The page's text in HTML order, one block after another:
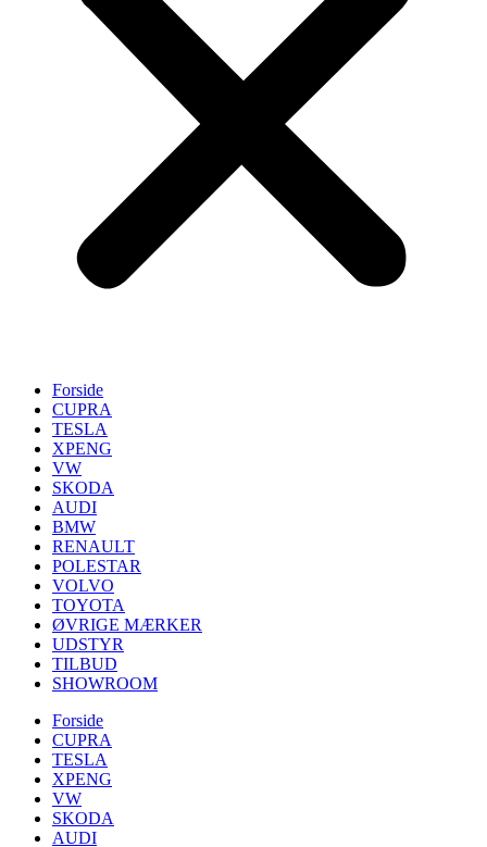
Forside
CUPRA
TESLA
XPENG
VW
SKODA
AUDI
BMW
RENAULT
POLESTAR
VOLVO
TOYOTA
ØVRIGE MÆRKER
UDSTYR
TILBUD
SHOWROOM
Forside
CUPRA
TESLA
XPENG
VW
SKODA
AUDI